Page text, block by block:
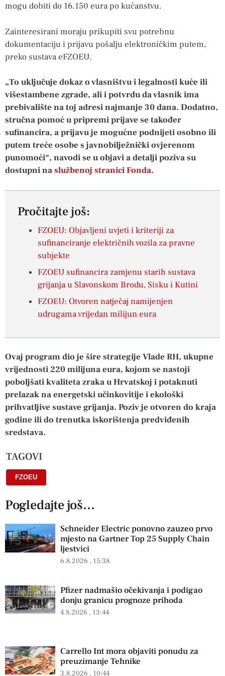
mogu dobiti do 16.150 eura po kućanstvu.
Zainteresirani moraju prikupiti svu potrebnu
dokumentaciju i prijavu pošalju elektroničkim putem,
preko sustava eFZOEU.
„To uključuje dokaz o vlasništvu i legalnosti kuće ili
višestambene zgrade, ali i potvrdu da vlasnik ima
prebivalište na toj adresi najmanje 30 dana. Dodatno,
stručna pomoć u pripremi prijave se također
sufinancira, a prijavu je mogućne podnijeti osobno ili
putem treće osobe s javnobilježnički ovjerenom
punomoći“, navodi se u objavi a detalji poziva su
dostupni naslužbenoj stranici Fonda.
Pročitajte još:
FZOEU: Objavljeni uvjeti i kriteriji za
sufinanciranje električnih vozila za pravne
subjekte
FZOEU sufinancira zamjenu starih sustava
grijanja u Slavonskom Brodu, Sisku i Kutini
FZOEU: Otvoren natječaj namijenjen
udrugama vrijedan milijun eura
Ovaj program dio je šire strategije Vlade RH, ukupne
vrijednosti 220 milijuna eura, kojom se nastoji
poboljšati kvaliteta zraka u Hrvatskoj i potaknuti
prelazak na energetski učinkovitije i ekološki
prihvatljive sustave grijanja. Poziv je otvoren do kraja
godine ili do trenutka iskorištenja predviđenih
sredstava.
TAGOVI
FZOEU
Pogledajte još...
Schneider Electric ponovno zauzeo prvo
mjesto na Gartner Top 25 Supply Chain
ljestvici
6.8.2026 15:38
Pfizer nadmašio očekivanja i podigao
donju granicu prognoze prihoda
4.8.2026 13:44
Carrello Int mora objaviti ponudu za
preuzimanje Tehnike
3.8.2026 10:44